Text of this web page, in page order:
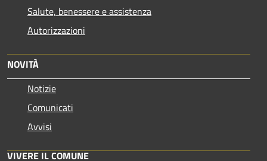
Salute, benessere e assistenza
Autorizzazioni
NOVITÀ
Notizie
Comunicati
Avvisi
VIVERE IL COMUNE